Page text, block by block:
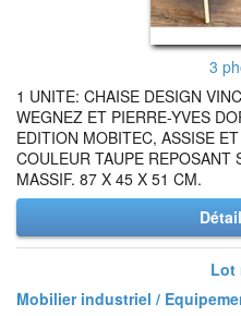
3
1 UNITE: CHAISE DESIGN
WEGNEZ ET PIERRE-YVES
EDITION MOBITEC, ASSISE
COULEUR TAUPE REPOSANT
MASSIF. 87 X 45 X 51 CM.
Lot
Mobilier industriel /